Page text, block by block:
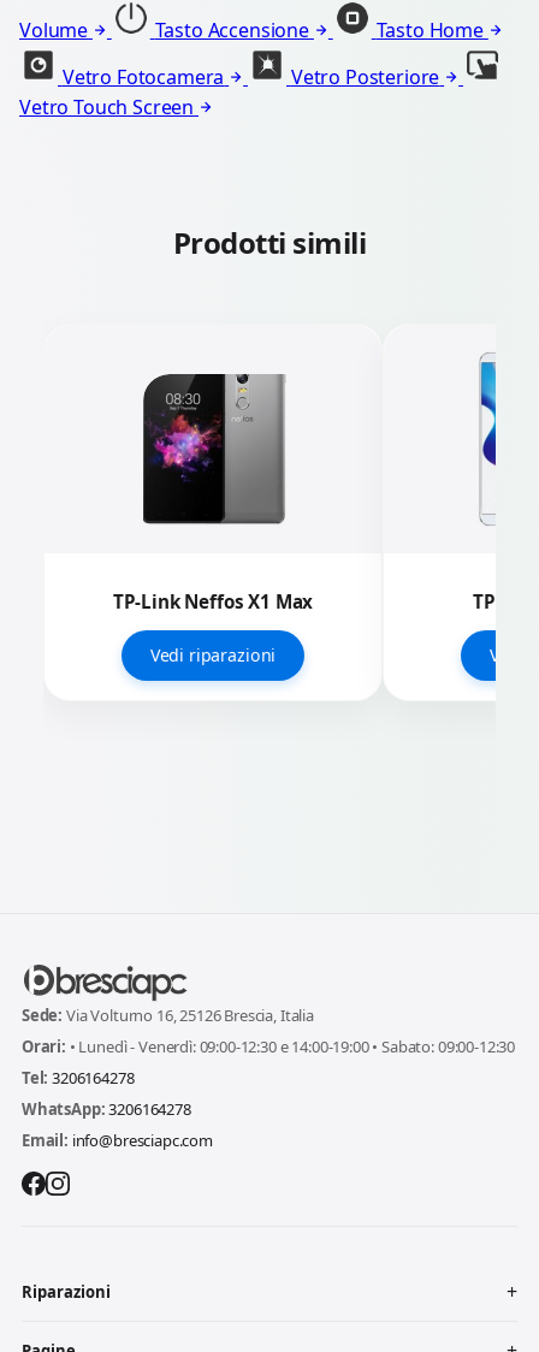
Volume
Tasto Accensione
Tasto Home
Vetro Fotocamera
Vetro Posteriore
Vetro Touch Screen
Prodotti simili
TP-Link Neffos X1 Max
Vedi riparazioni
TP-
Vedi
Sede: Via Volturno 16, 25126 Brescia, Italia
Orari: • Lunedì - Venerdì: 09:00-12:30 e 14:00-19:00 • Sabato: 09:00-12:30
Tel: 3206164278
WhatsApp:3206164278
Email: info@bresciapc.com
Riparazioni